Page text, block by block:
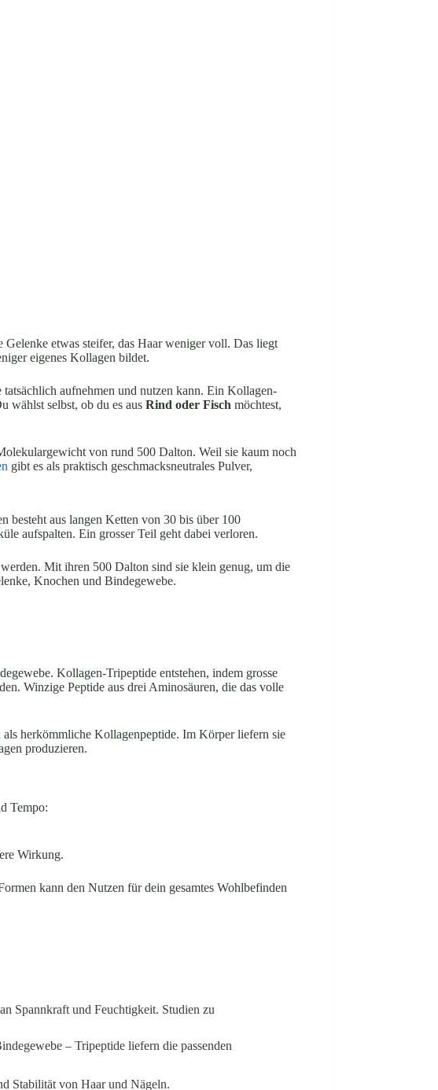
etwas steifer, das Haar weniger voll. Das liegt
eigenes Kollagen bildet.
aufnehmen und nutzen kann. Ein Kollagen-
wählst selbst, ob du es aus Rind oder Fisch möchtest,
von rund 500 Dalton. Weil sie kaum noch
gibt es als praktisch geschmacksneutrales Pulver,
besteht aus langen Ketten von 30 bis über 100
aufspalten. Ein grosser Teil geht dabei verloren.
Mit ihren 500 Dalton sind sie klein genug, um die
Knochen und Bindegewebe.
Kollagen-Tripeptide entstehen, indem grosse
Winzige Peptide aus drei Aminosäuren, die das volle
herkömmliche Kollagenpeptide. Im Körper liefern sie
produzieren.
Tempo:
Wirkung.
kann den Nutzen für dein gesamtes Wohlbefinden
Spannkraft und Feuchtigkeit. Studien zu
– Tripeptide liefern die passenden
Stabilität von Haar und Nägeln.